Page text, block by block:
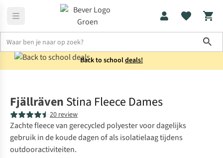
Back to schooldeals!
Fjällräven Stina Fleece Dames
20 review
Zachte fleece van gerecycled polyester voor dagelijks
gebruik in de koude dagen of als isolatielaag tijdens
outdooractiviteiten.